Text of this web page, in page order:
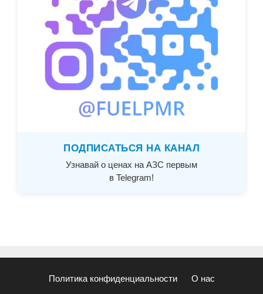
ПОДПИСАТЬСЯ НА КАНАЛ
Узнавай о ценах на АЗС первым
в Telegram!
Политика конфиденциальности О нас